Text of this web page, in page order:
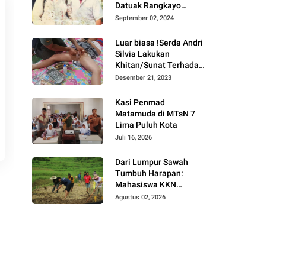
Datuak Rangkayo
Batuah Cawako
September 02, 2024
Luar biasa !Serda Andri
Silvia Lakukan
Khitan/Sunat Terhadap
Anak Warga Binaannya
Desember 21, 2023
Kasi Penmad
Matamuda di MTsN 7
Lima Puluh Kota
Juli 16, 2026
Dari Lumpur Sawah
Tumbuh Harapan:
Mahasiswa KKN
Universitas Andalas
Agustus 02, 2026